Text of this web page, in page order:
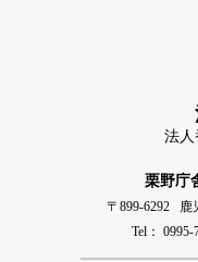
法人
栗野庁
〒899-6292 鹿
Tel：